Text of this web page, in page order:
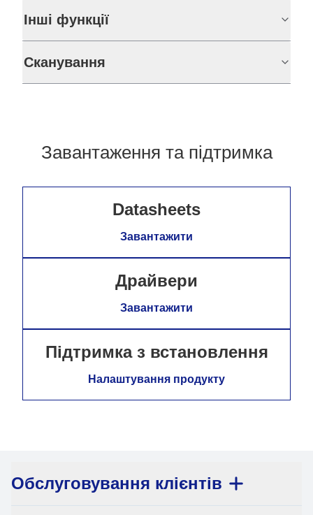
Інші функції
Сканування
Завантаження та підтримка
Datasheets
Завантажити
Драйвери
Завантажити
Підтримка з встановлення
Налаштування продукту
Обслуговування клієнтів